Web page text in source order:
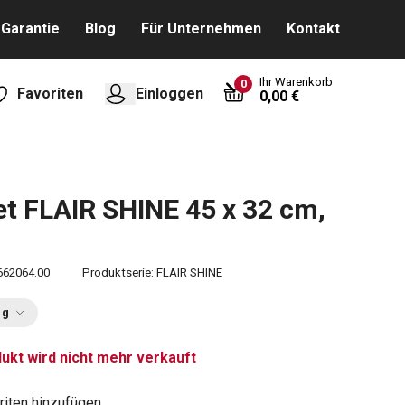
Garantie Blog Für Unternehmen Kontakt
Favoriten Einloggen
0 Ihr Warenkorb
0,00 €
FLAIR SHINE 45 x 32 cm,
Produktserie: FLAIR SHINE
wird nicht mehr verkauft